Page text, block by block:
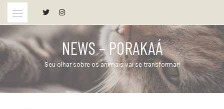
Skip
NEWS – PORAKAÁ
Seu olhar sobre os animais vai se transformar!